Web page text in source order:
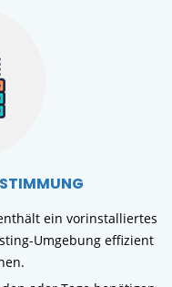
ein vorinstalliertes
Umgebung effizient